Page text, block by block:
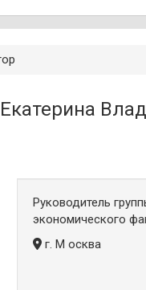
Руководитель
экономического
г. М осква